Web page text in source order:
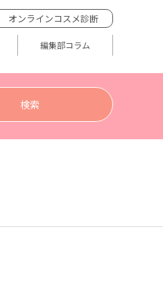
オンラインコスメ診断
編集部コラム